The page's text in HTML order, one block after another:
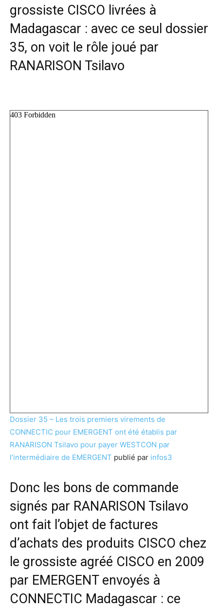
grossiste CISCO livrées à
Madagascar : avec ce seul dossier
35, on voit le rôle joué par
RANARISON Tsilavo
Dossier 35 – Les trois premiers virements de
CONNECTIC pour EMERGENT ont été établis par
RANARISON Tsilavo pour payer WESTCON par
l’intermédiaire de EMERGENT publié par infos3
Donc les bons de commande
signés par RANARISON Tsilavo
ont fait l’objet de factures
d’achats des produits CISCO chez
le grossiste agréé CISCO en 2009
par EMERGENT envoyés à
CONNECTIC Madagascar : ce